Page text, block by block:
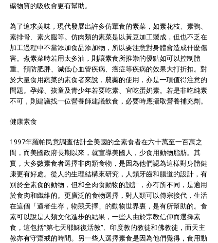
礦物質的吸收會更有幫助。
為了追求美味，現代發展出許多仿葷食的素菜，如素花枝、素鴨、
素排骨、素火腿等。仿肉類的素菜是以黃豆加工製成，但也不乏在
加工過程中不當添加食品添加物，所以要注意對身體會造成什麼傷
害。煮素菜時若用太多油，則讓素食所推崇的優點如可以控制體
重、預防肥胖、減低心血管疾病、癌症等疾病的效果大打折扣。對
於大量食用蔬菜的素食者來說，農藥的使用，亦是一項值得注意的
問題。孕婦、孩童及青少年若要吃素、宜吃蛋奶素。若是非吃純素
不可，則建議找一位營養師建議飲食，必要時應攝取營養補充劑。
健康素食
1997年羅帕民意調查估計全美國的全素食者在六十萬至一百萬之
間，而美國政府長期以來，就宣導美國人，少食用動物脂肪。其
實，大多數素食者選擇非肉類食物，是因為他們認為這様對身體健
康更有好處。從人的生理結構來研究，人類牙齒和腸道的設計，有
別於全素食的動物，但和全肉食動物的設計，亦有所不同，是適用
於食肉和纖維的。更廣泛的食物選擇，對人類可以傳宗接代，生活
在這個「適者生存，物競天擇」的動物世界裏，是有所幫助的。食
素可以說是人類文化進步的結果，一些人由於宗教信仰而選擇素
食，這包括“第七天耶穌復活教”、印度教的教徒和佛教徒，而天主
教亦有守齋戒的時間。另一些人選擇素食是因為他們覺得，食用動